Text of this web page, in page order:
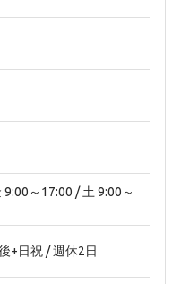
～17:00 / 土 9:00～
+日祝 / 週休2日